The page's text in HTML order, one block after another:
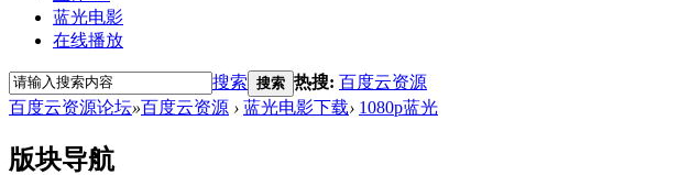
蓝光电影
在线播放
搜索 搜索 热搜: 百度云资源
百度云资源论坛»百度云资源 › 蓝光电影下载› 1080p蓝光
版块导航